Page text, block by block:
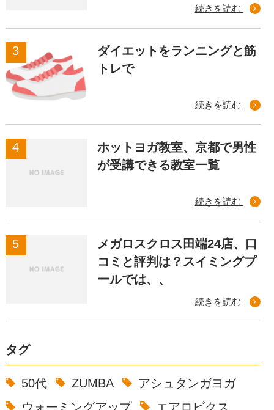
続きを読む
ダイエットをランニングと筋
トレで
続きを読む
ホットヨガ教室、京都で男性
が受講できる教室一覧
続きを読む
メガロスクロス田端24店、口
コミと評判は？スイミングプ
ールでは、、
続きを読む
タグ
50代 ZUMBA
アシュタンガヨガ
ウォーミングアップ
エアロビクス